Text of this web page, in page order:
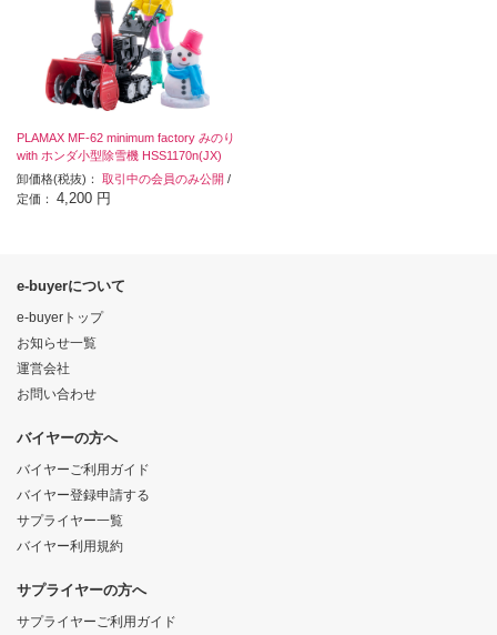
PLAMAX MF-62 minimum factory みのり
with ホンダ小型除雪機 HSS1170n(JX)
卸価格(税抜)： 取引中の会員のみ公開 /
定価： 4,200 円
e-buyerについて
e-buyerトップ
お知らせ一覧
運営会社
お問い合わせ
バイヤーの方へ
バイヤーご利用ガイド
バイヤー登録申請する
サプライヤー一覧
バイヤー利用規約
サプライヤーの方へ
サプライヤーご利用ガイド